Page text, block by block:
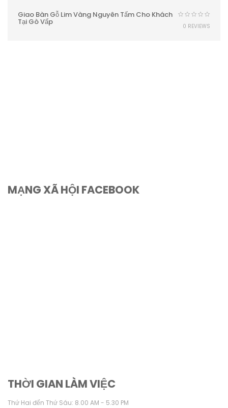
Giao Bàn Gỗ Lim Vàng Nguyên Tấm Cho Khách
Tại Gò Vấp 0 REVIEWS
MẠNG XÃ HỘI FACEBOOK
THỜI GIAN LÀM VIỆC
Thứ Hai đến Thứ Sáu: 8.00 AM - 5.30 PM